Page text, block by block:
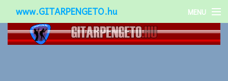
www.GITARPENGETO.hu MENU
Népszerű-